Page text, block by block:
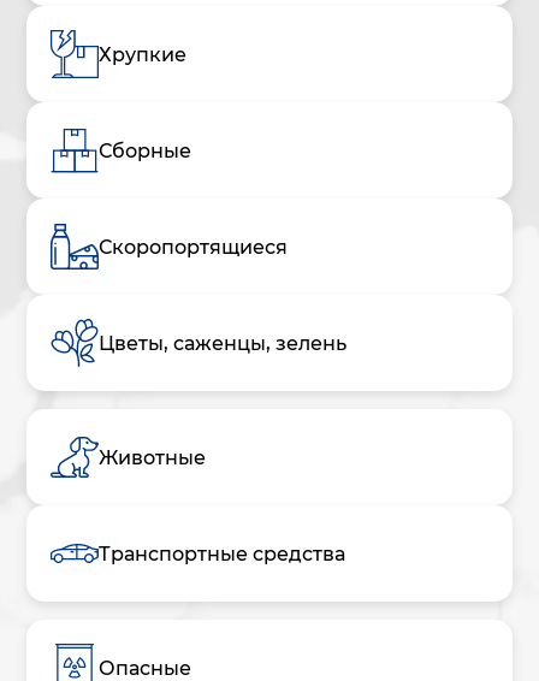
Хрупкие
Сборные
Скоропортящиеся
Цветы, саженцы, зелень
Животные
Транспортные средства
Опасные